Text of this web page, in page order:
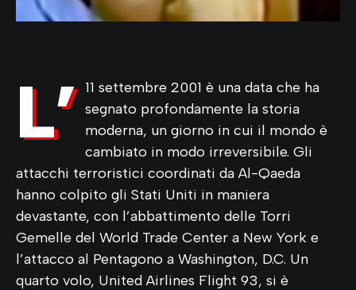
L’ 11 settembre 2001 è una data che ha
segnato profondamente la storia
moderna, un giorno in cui il mondo è
cambiato in modo irreversibile. Gli
attacchi terroristici coordinati da Al-Qaeda
hanno colpito gli Stati Uniti in maniera
devastante, con l’abbattimento delle Torri
Gemelle del World Trade Center a New York e
l’attacco al Pentagono a Washington, D.C. Un
quarto volo, United Airlines Flight 93, si è